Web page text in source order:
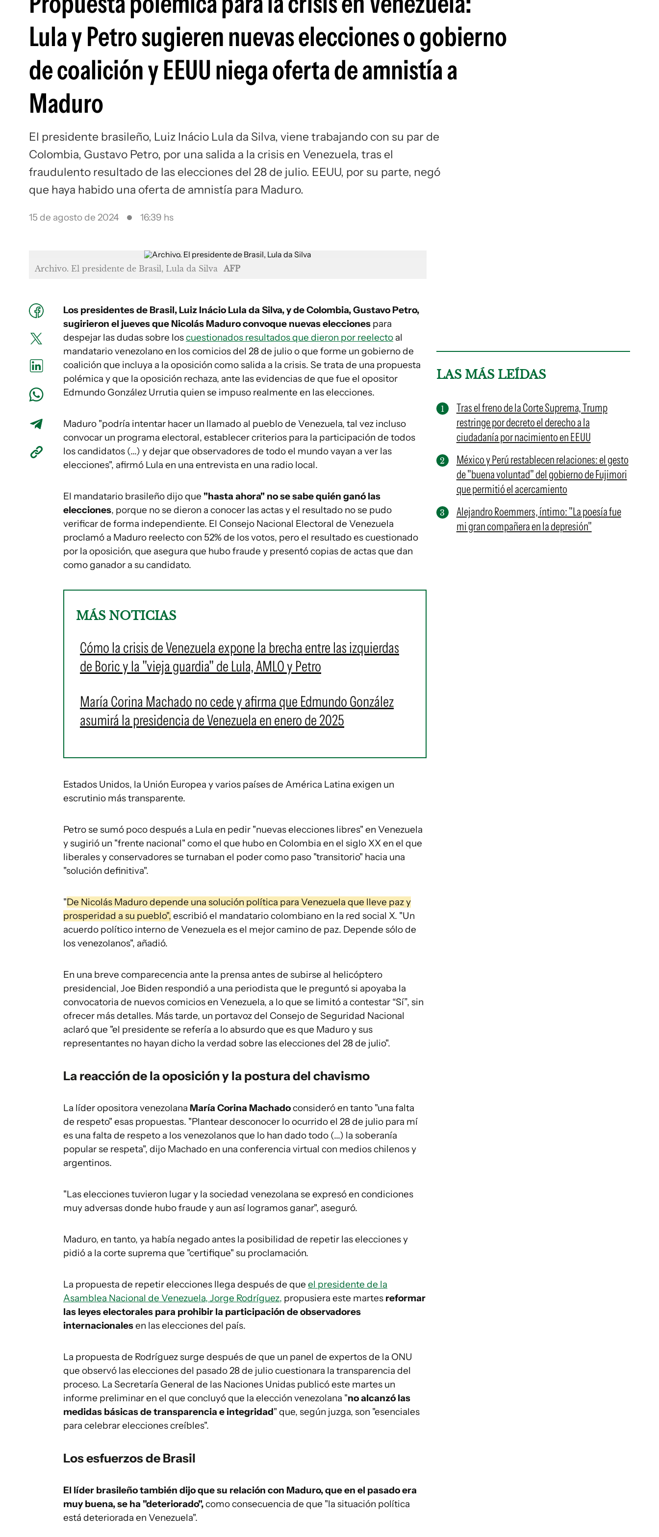
Siguenos en:
Lula y Petro sugieren nuevas elecciones o gobierno
de coalición y EEUU niega oferta de amnistía a
Maduro
El presidente brasileño, Luiz Inácio Lula da Silva, viene trabajando con su par de
Colombia, Gustavo Petro, por una salida a la crisis en Venezuela, tras el
fraudulento resultado de las elecciones del 28 de julio. EEUU, por su parte, negó
que haya habido una oferta de amnistía para Maduro.
15 de agosto de 2024 16:39 hs
Archivo. El presidente de Brasil, Lula da Silva AFP
Los presidentes de Brasil, Luiz Inácio Lula da Silva, y de Colombia, Gustavo Petro,
sugirieron el jueves que Nicolás Maduro convoque nuevas elecciones para
despejar las dudas sobre loscuestionados resultados que dieron por reelecto al
mandatario venezolano en los comicios del 28 de julio o que forme un gobierno de
coalición que incluya a la oposición como salida a la crisis. Se trata de una propuesta
polémica y que la oposición rechaza, ante las evidencias de que fue el opositor
Edmundo González Urrutia quien se impuso realmente en las elecciones.
Maduro "podría intentar hacer un llamado al pueblo de Venezuela, tal vez incluso
convocar un programa electoral, establecer criterios para la participación de todos
los candidatos (...) y dejar que observadores de todo el mundo vayan a ver las
elecciones", afirmó Lula en una entrevista en una radio local.
El mandatario brasileño dijo que "hasta ahora" no se sabe quién ganó las
elecciones, porque no se dieron a conocer las actas y el resultado no se pudo
verificar de forma independiente. El Consejo Nacional Electoral de Venezuela
proclamó a Maduro reelecto con 52% de los votos, pero el resultado es cuestionado
por la oposición, que asegura que hubo fraude y presentó copias de actas que dan
como ganador a su candidato.
MÁS NOTICIAS
Cómo la crisis de Venezuela expone la brecha entre las izquierdas
de Boric y la "vieja guardia" de Lula, AMLO y Petro
María Corina Machado no cede y afirma que Edmundo González
asumirá la presidencia de Venezuela en enero de 2025
Estados Unidos, la Unión Europea y varios países de América Latina exigen un
escrutinio más transparente.
Petro se sumó poco después a Lula en pedir "nuevas elecciones libres" en Venezuela
y sugirió un "frente nacional" como el que hubo en Colombia en el siglo XX en el que
liberales y conservadores se turnaban el poder como paso "transitorio" hacia una
"solución definitiva".
"De Nicolás Maduro depende una solución política para Venezuela que lleve paz y
prosperidad a su pueblo", escribió el mandatario colombiano en la red social X. "Un
acuerdo político interno de Venezuela es el mejor camino de paz. Depende sólo de
los venezolanos", añadió.
En una breve comparecencia ante la prensa antes de subirse al helicóptero
presidencial, Joe Biden respondió a una periodista que le preguntó si apoyaba la
convocatoria de nuevos comicios en Venezuela, a lo que se limitó a contestar “Sí”, sin
ofrecer más detalles. Más tarde, un portavoz del Consejo de Seguridad Nacional
aclaró que "el presidente se refería a lo absurdo que es que Maduro y sus
representantes no hayan dicho la verdad sobre las elecciones del 28 de julio".
La reacción de la oposición y la postura del chavismo
La líder opositora venezolana María Corina Machadoconsideró en tanto "una falta
de respeto" esas propuestas. "Plantear desconocer lo ocurrido el 28 de julio para mí
es una falta de respeto a los venezolanos que lo han dado todo (...) la soberanía
popular se respeta", dijo Machado en una conferencia virtual con medios chilenos y
argentinos.
"Las elecciones tuvieron lugar y la sociedad venezolana se expresó en condiciones
muy adversas donde hubo fraude y aun así logramos ganar", aseguró.
Maduro, en tanto, ya había negado antes la posibilidad de repetir las elecciones y
pidió a la corte suprema que "certifique" su proclamación.
La propuesta de repetir elecciones llega después de que el presidente de la
Asamblea Nacional de Venezuela, Jorge Rodríguez, propusiera este martes reformar
las leyes electorales para prohibir la participación de observadores
internacionalesen las elecciones del país.
La propuesta de Rodríguez surge después de que un panel de expertos de la ONU
que observó las elecciones del pasado 28 de julio cuestionara la transparencia del
proceso. La Secretaría General de las Naciones Unidas publicó este martes un
informe preliminar en el que concluyó que la elección venezolana "no alcanzó las
medidas básicas de transparencia e integridad" que, según juzga, son "esenciales
para celebrar elecciones creíbles".
Los esfuerzos de Brasil
El líder brasileño también dijo que su relación con Maduro, que en el pasado era
muy buena, se ha "deteriorado",como consecuencia de que "la situación política
está deteriorada en Venezuela".
LAS MÁS LEÍDAS
Tras el freno de la Corte Suprema, Trump
restringe por decreto el derecho a la
ciudadanía por nacimiento en EEUU
México y Perú restablecen relaciones: el gesto
de "buena voluntad" del gobierno de Fujimori
que permitió el acercamiento
Alejandro Roemmers, íntimo: "La poesía fue
mi gran compañera en la depresión"